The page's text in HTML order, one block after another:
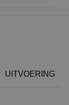
UITVOERING